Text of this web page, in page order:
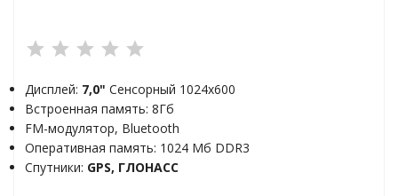
Дисплей: 7,0" Сенсорный 1024x600
Встроенная память: 8Гб
FM-модулятор, Bluetooth
Оперативная память: 1024 Мб DDR3
Спутники: GPS, ГЛОНАСС